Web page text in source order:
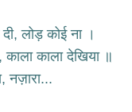
लोड़ कोई ना ।
काला देखिया ॥
नज़ारा...